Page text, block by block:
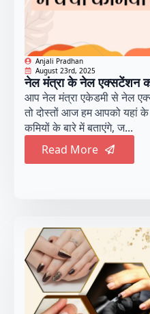
Anjali Pradhan
August 23rd, 2025
नेल मंत्रा के नेल एक्सटेंशन
आप नेल मंत्रा एकेडमी से नेल
तो दोस्तों आज हम आपको यहां
कमियों के बारे में बताएंगे, ज...
Read More